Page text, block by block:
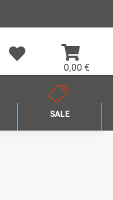
0,00 €
SALE